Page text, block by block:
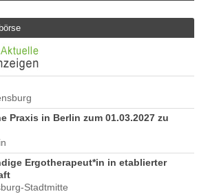
Praxis in Berlin zum 01.03.2027 zu
Ergotherapeut*in in etablierter
Stadtmitte